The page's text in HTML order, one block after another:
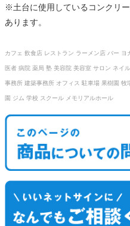
※土台に使用しているコンクリ
あります。
カフェ 飲食店 レストラン ラーメン店 バー
医者 病院 薬局 塾 美容院 美容室 サロン ネイ
事務所 建築事務所 オフィス 駐車場 果樹園
園 ジム 学校 スクール メモリアルホール